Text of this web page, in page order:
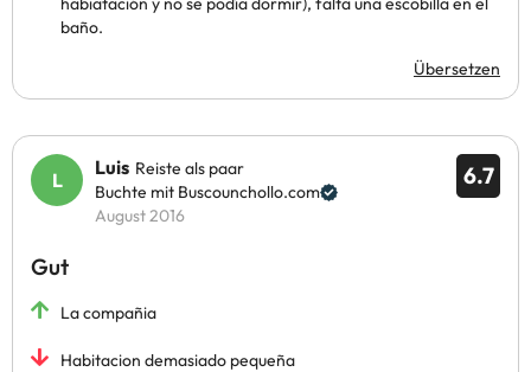
baño.
Übersetzen
6.7
Luis Reiste als paar
Buchte mit Buscounchollo.com
August 2016
Gut
La compañia
Habitacion demasiado pequeña